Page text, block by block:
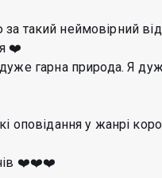
такий неймовірний
❤️
гарна природа. Я
оповідання у жанрі
❤️❤️❤️